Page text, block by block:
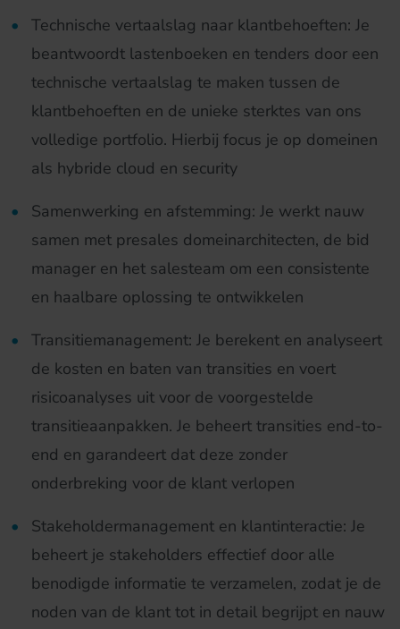
Technische vertaalslag naar klantbehoeften: Je
beantwoordt lastenboeken en tenders door een
technische vertaalslag te maken tussen de
klantbehoeften en de unieke sterktes van ons
volledige portfolio. Hierbij focus je op domeinen
als hybride cloud en security
Samenwerking en afstemming: Je werkt nauw
samen met presales domeinarchitecten, de bid
manager en het salesteam om een consistente
en haalbare oplossing te ontwikkelen
Transitiemanagement: Je berekent en analyseert
de kosten en baten van transities en voert
risicoanalyses uit voor de voorgestelde
transitieaanpakken. Je beheert transities end-to-
end en garandeert dat deze zonder
onderbreking voor de klant verlopen
Stakeholdermanagement en klantinteractie: Je
beheert je stakeholders effectief door alle
benodigde informatie te verzamelen, zodat je de
noden van de klant tot in detail begrijpt en nauw